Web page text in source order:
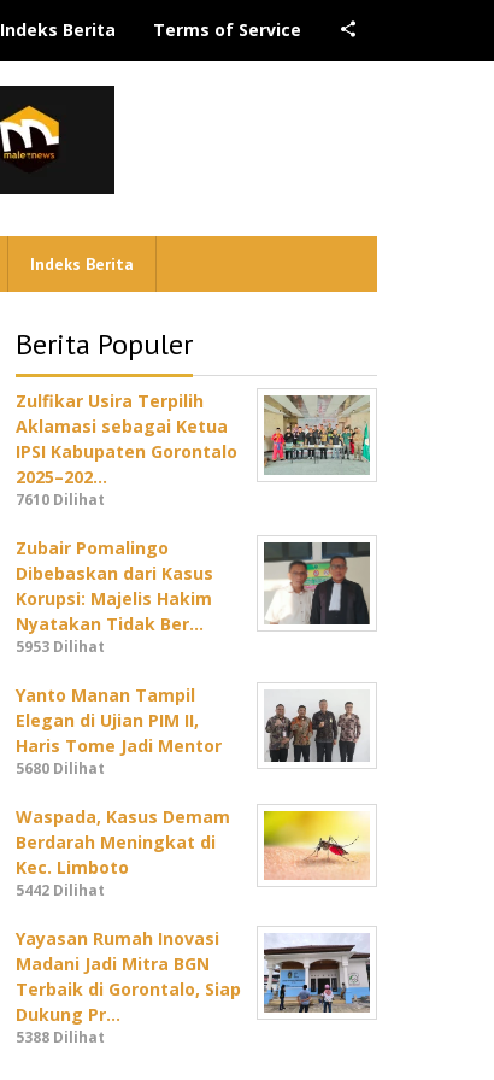
Indeks Berita Terms of Service
Indeks Berita
Berita Populer
Zulfikar Usira Terpilih
Aklamasi sebagai Ketua
IPSI Kabupaten Gorontalo
2025–202…
7610 Dilihat
Zubair Pomalingo
Dibebaskan dari Kasus
Korupsi: Majelis Hakim
Nyatakan Tidak Ber…
5953 Dilihat
Yanto Manan Tampil
Elegan di Ujian PIM II,
Haris Tome Jadi Mentor
5680 Dilihat
Waspada, Kasus Demam
Berdarah Meningkat di
Kec. Limboto
5442 Dilihat
Yayasan Rumah Inovasi
Madani Jadi Mitra BGN
Terbaik di Gorontalo, Siap
Dukung Pr…
5388 Dilihat